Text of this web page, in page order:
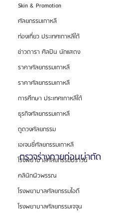
Skin & Promotion
ศัลยกรรมเกาหลี
ท่องเที่ยว ประเทศเกาหลีใต้
ข่าวดารา ศิลปิน นักแสดง
ราคาศัลยกรรมเกาหลี
ราคาศัลยกรรมเกาหลี
การศึกษา ประเทศเกาหลีใต้
ธุรกิจศัลยกรรมเกาหลี
ดูดวงศัลยกรรม
เอเจนซี่ศัลยกรรมเกาหลี
โรงพยาบาลศัลยกรรมบราวน์
คลินิกผิวพรรณ
โรงพยาบาลศัลยกรรมไอดี
โรงพยาบาลศัลยกรรมเจจุน
ตรวจร่างกายก่อนผ่าตัด